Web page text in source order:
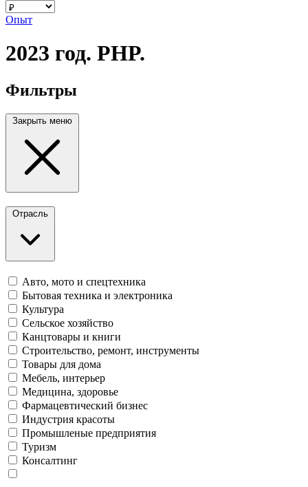
Опыт
2023 год. PHP.
Фильтры
Закрыть меню
Отрасль
Авто, мото и спецтехника
Бытовая техника и электроника
Культура
Сельское хозяйство
Канцтовары и книги
Строительство, ремонт, инструменты
Товары для дома
Мебель, интерьер
Медицина, здоровье
Фармацевтический бизнес
Индустрия красоты
Промышленые предприятия
Туризм
Консалтинг